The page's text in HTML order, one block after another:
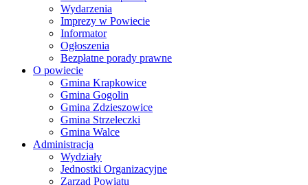
Wydarzenia
Imprezy w Powiecie
Informator
Ogłoszenia
Bezpłatne porady prawne
O powiecie
Gmina Krapkowice
Gmina Gogolin
Gmina Zdzieszowice
Gmina Strzeleczki
Gmina Walce
Administracja
Wydziały
Jednostki Organizacyjne
Zarząd Powiatu